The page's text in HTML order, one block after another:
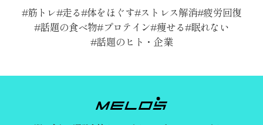
筋トレ 走る 体をほぐす ストレス解消 疲労回復
話題の食べ物 プロテイン 痩せる 眠れない
話題のヒト・企業